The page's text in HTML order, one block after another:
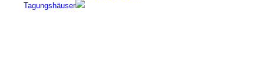
Tagungshäuser